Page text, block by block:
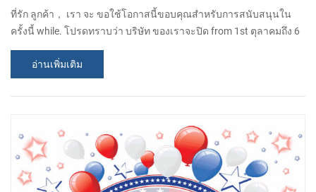
ที่รัก ลูกค้า， เรา จะ ขอใช้โอกาสนี้ขอบคุณสำหรับการสนับสนุนใน
ครั้งนี้ while. โปรดทราบว่า บริษัท ของเราจะปิด from 1st ตุลาคมถึง 6
ตุลาคมเนื่องในวันชาติและ กลางฤดูใบไม้ร่วง เทศกาล. คำสั่งซื้อใด ๆ
จะได้รับการยอมรับ แต่จะไม่ดำเนินการ จนกว่า 7 ต.ค. ขออภัยในความ
ไม่สะดวก เกิด. ถ้า มี อะไรก็ได้ ด่วนกรุณาติดต่อ: Josefina Qiu อีเมล์ :
sales15@csntek.com มือถือ: 86-13295927680 CASHINO คือโซลูชั่น
อ่านเพิ่มเติม